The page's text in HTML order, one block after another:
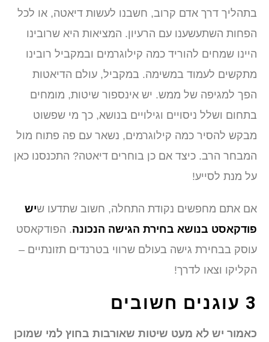
בתהליך דרך אדם קרוב, חשבנו לעשות דיאטה, או לכל
הפחות השתעשענו עם הרעיון. המציאות היא שרובינו
היינו שמחים להוריד כמה קילוגרמים ובמקביל רובינו
מתקשים לעמוד במשימה. במקביל, עולם הדיאטות
הפך למגיפה של ממש. יש אינספור שיטות, מומחים
בתחום ושלל ניסויים וגילויים בנושא, כך מי שפשוט
מבקש להסיר כמה קילוגרמים, נשאר עם פה פתוח מול
המבחר הרב. כיצד אם כן בוחרים דיאטה? התכנסנו כאן
על מנת לסייע!
אם אתם מחפשים נקודת התחלה, חשוב שתדעו שיש
פודקאסט בנושא בחירת הגישה הנכונה. הפודקאסט
עוסק בבחירת גישה בעולם שרווי בטרנדים תזונתיים –
הקליקו וצאו לדרך!
3 עוגנים חשובים
כאמור יש לא מעט שיטות שאורבות בחוץ למי שמוכן